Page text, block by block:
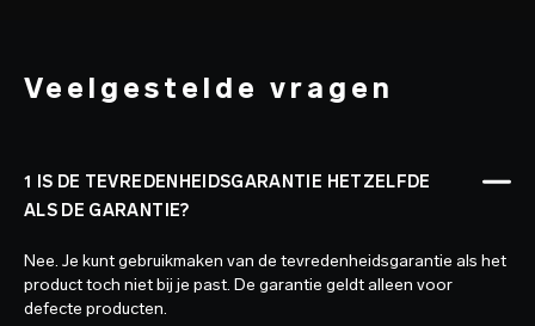
Veelgestelde vragen
1 IS DE TEVREDENHEIDSGARANTIE HETZELFDE
ALS DE GARANTIE?
Nee. Je kunt gebruikmaken van de tevredenheidsgarantie als het
product toch niet bij je past. De garantie geldt alleen voor
defecte producten.